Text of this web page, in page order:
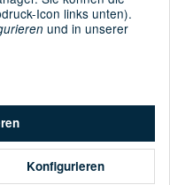
Konfigurieren
Icon links unten).
und in unserer